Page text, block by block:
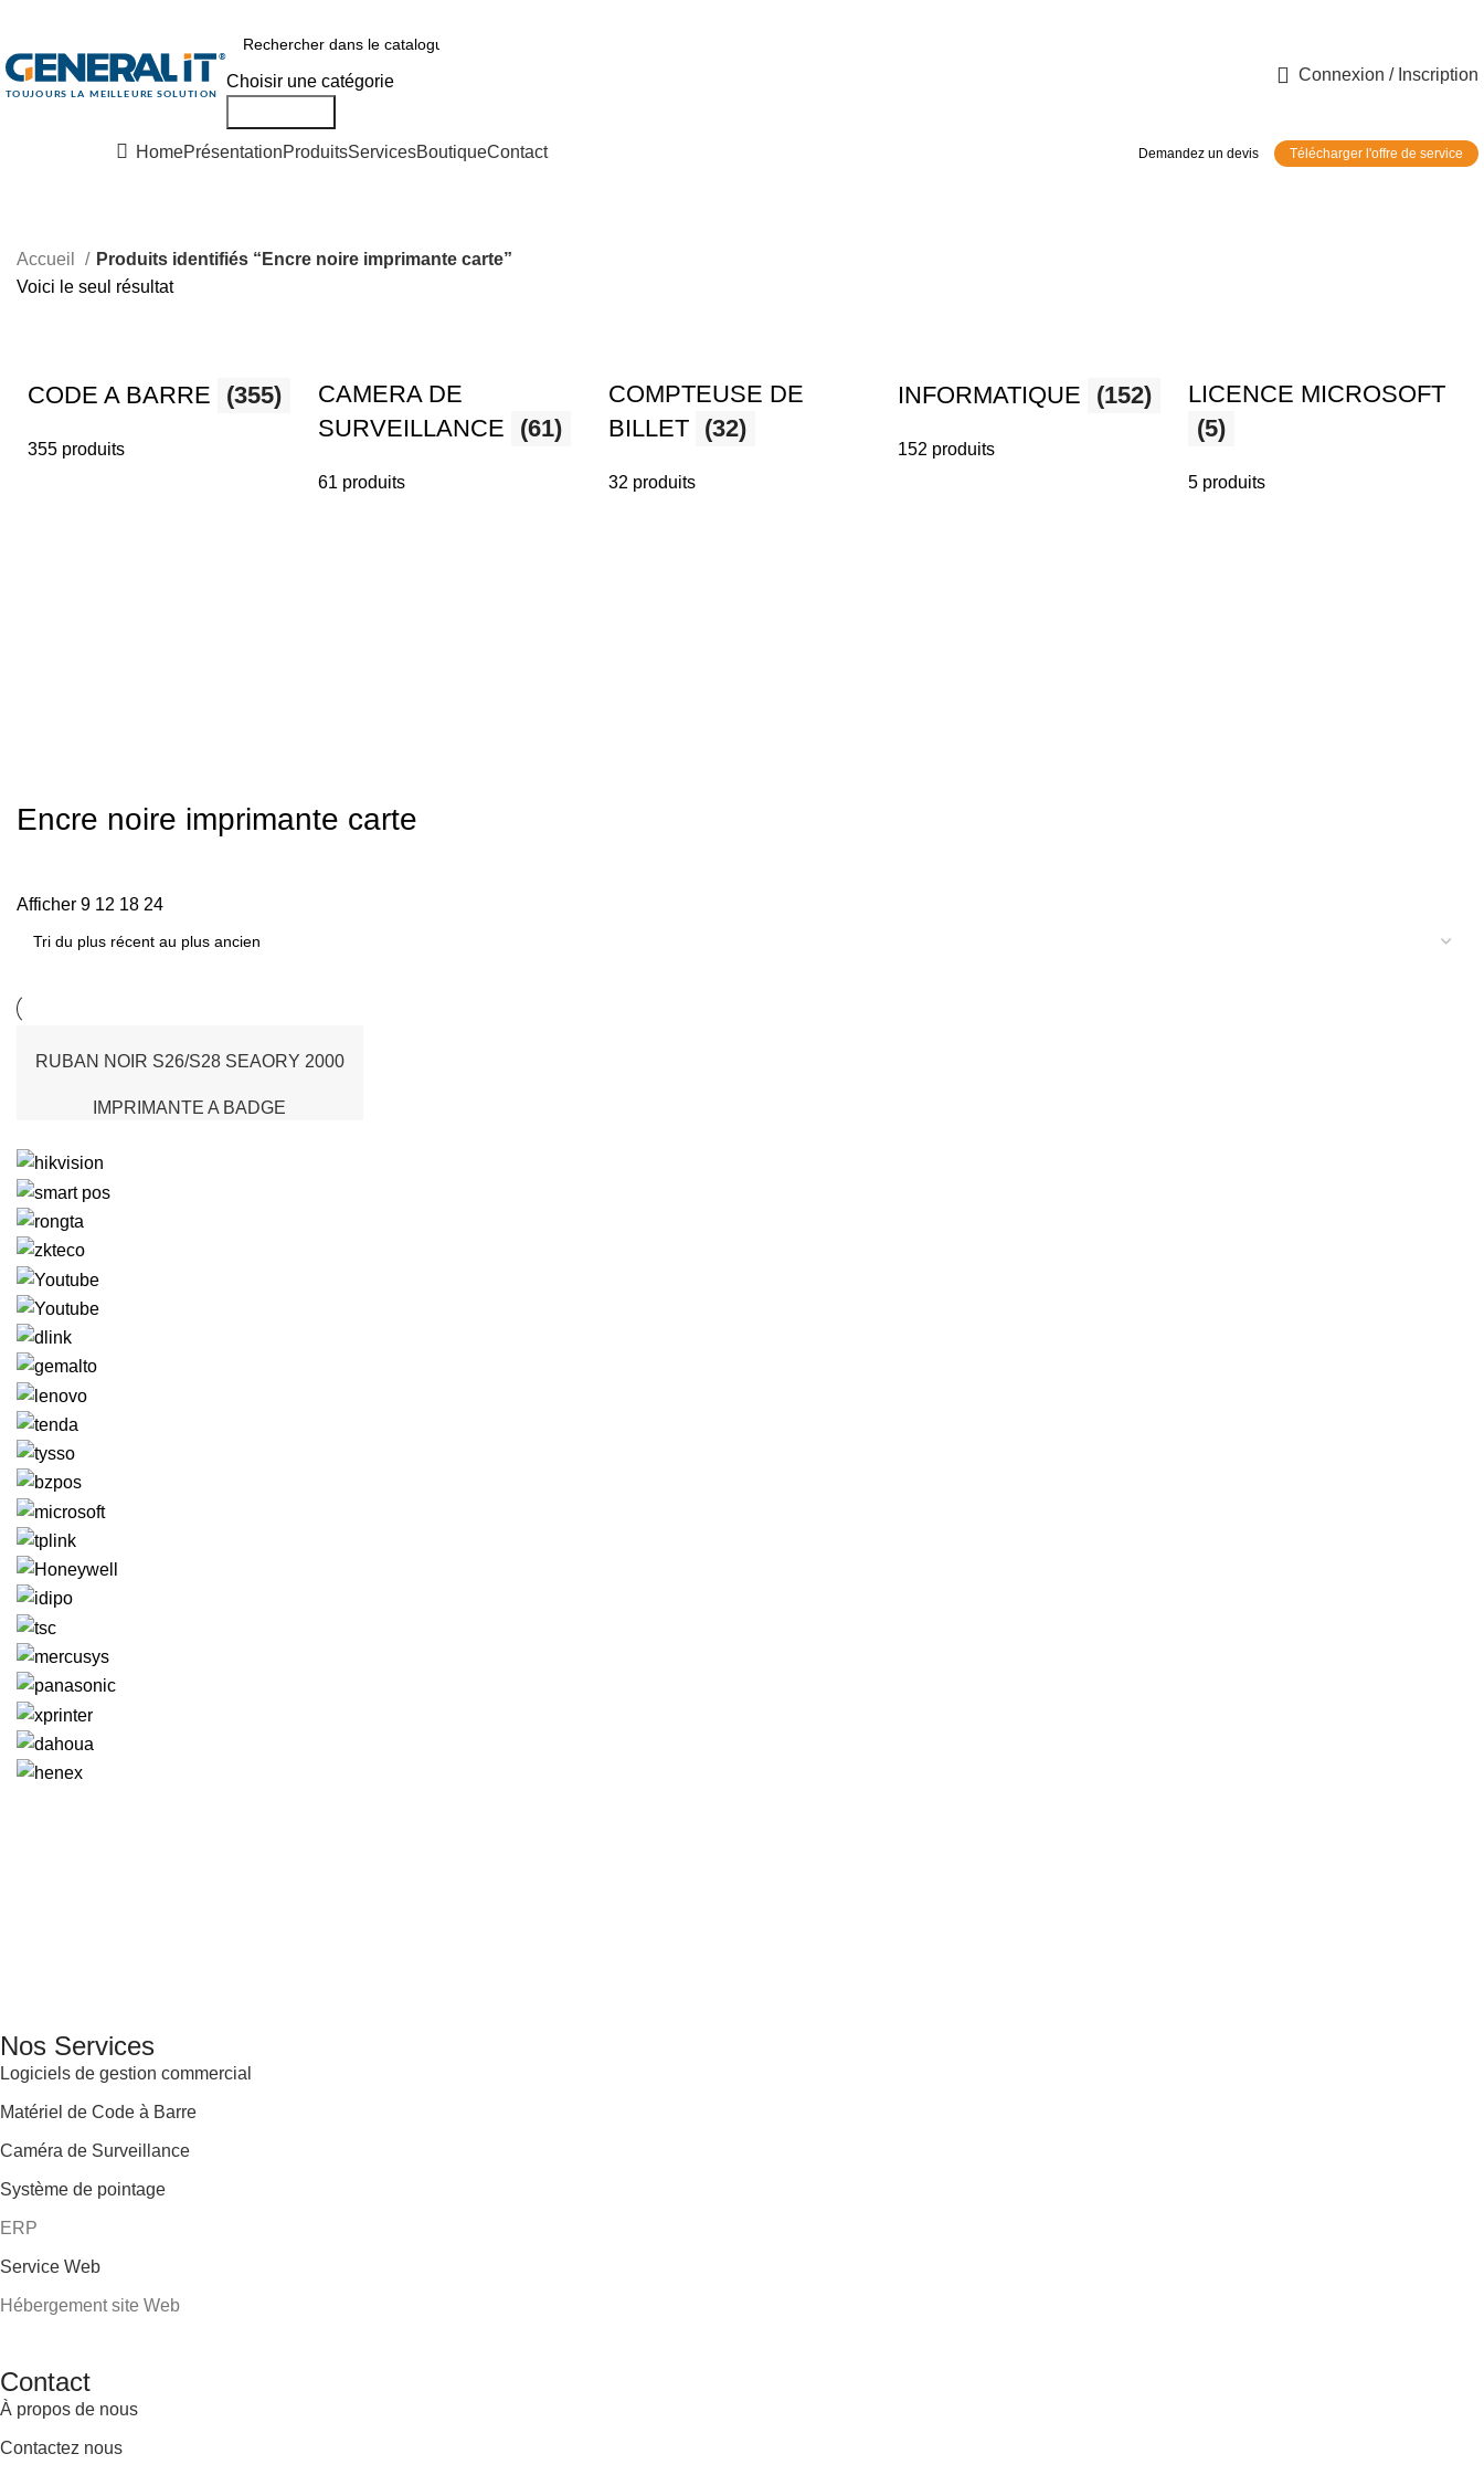
Choisir une catégorie
Connexion / Inscription
HomePrésentationProduitsServicesBoutiqueContact Demandez un devis Télécharger l'offre de service
Accueil
Produits identifiés “Encre noire imprimante carte”
Voici le seul résultat
CODE A BARRE (355)
355 produits
CAMERA DE
SURVEILLANCE
(61)
61 produits
COMPTEUSE DE
BILLET (32)
32 produits
INFORMATIQUE (152)
152 produits
LICENCE MICROSOFT
(5)
5 produits
Encre noire imprimante carte
Afficher 9 12 18 24
RUBAN NOIR S26/S28 SEAORY 2000
IMPRIMANTE A BADGE
Nos Services
Logiciels de gestion commercial
Matériel de Code à Barre
Caméra de Surveillance
Système de pointage
ERP
Service Web
Hébergement site Web
Contact
À propos de nous
Contactez nous